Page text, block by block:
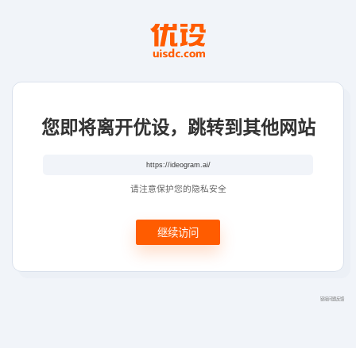
您即将离开优设，跳转到其他网站
请注意保护您的隐私安全
继续访问
链接问题反馈